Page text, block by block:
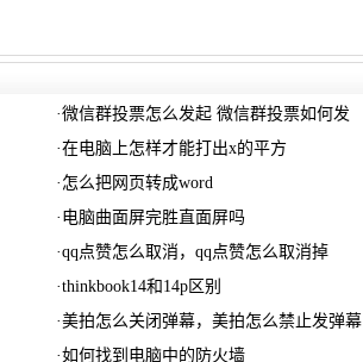
·微信群投票怎么发起 微信群投票如何发
·在电脑上怎样才能打出x的平方
· 怎么把网页转成word
· 电脑曲面屏完胜直面屏吗
·qq点赞怎么取消，qq点赞怎么取消掉
·thinkbook14和14p区别
·美拍怎么关闭弹幕，美拍怎么禁止发弹幕
·如何找到电脑中的防火墙